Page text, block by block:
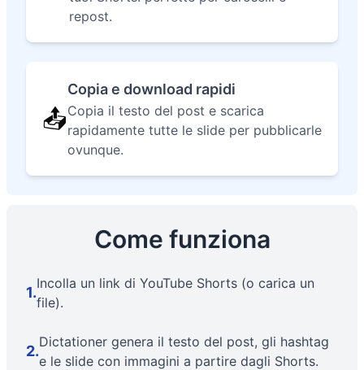
repost.
📤
Copia e download rapidi
Copia il testo del post e scarica
rapidamente tutte le slide per pubblicarle
ovunque.
Come funziona
1.
Incolla un link di YouTube Shorts (o carica un
file).
2.
Dictationer genera il testo del post, gli hashtag
e le slide con immagini a partire dagli Shorts.